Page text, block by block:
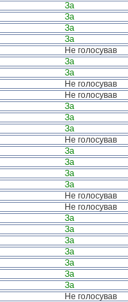
За
За
За
За
Не голосував
За
За
Не голосував
Не голосував
За
За
За
Не голосував
За
За
За
За
Не голосував
Не голосував
За
За
За
За
За
За
За
Не голосував